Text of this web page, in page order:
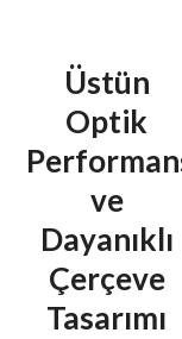
Üstün
Optik
ve
Dayanıklı
Çerçeve
Tasarımı